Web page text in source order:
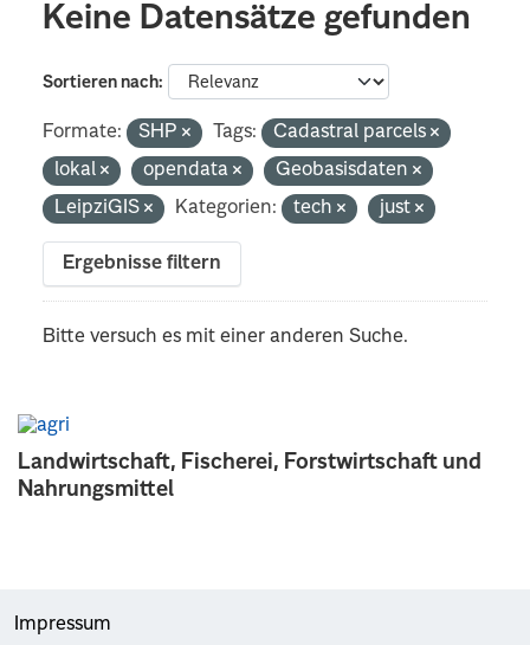
Landwirtschaft, Fischerei, Forstwirtschaft und
Nahrungsmittel
Keine Datensätze gefunden
Sortieren nach
Formate: SHP Tags:
Cadastral parcels
lokal
opendata
Geobasisdaten
LeipziGIS
Kategorien: tech just
Ergebnisse filtern
Bitte versuch es mit einer anderen Suche.
Impressum